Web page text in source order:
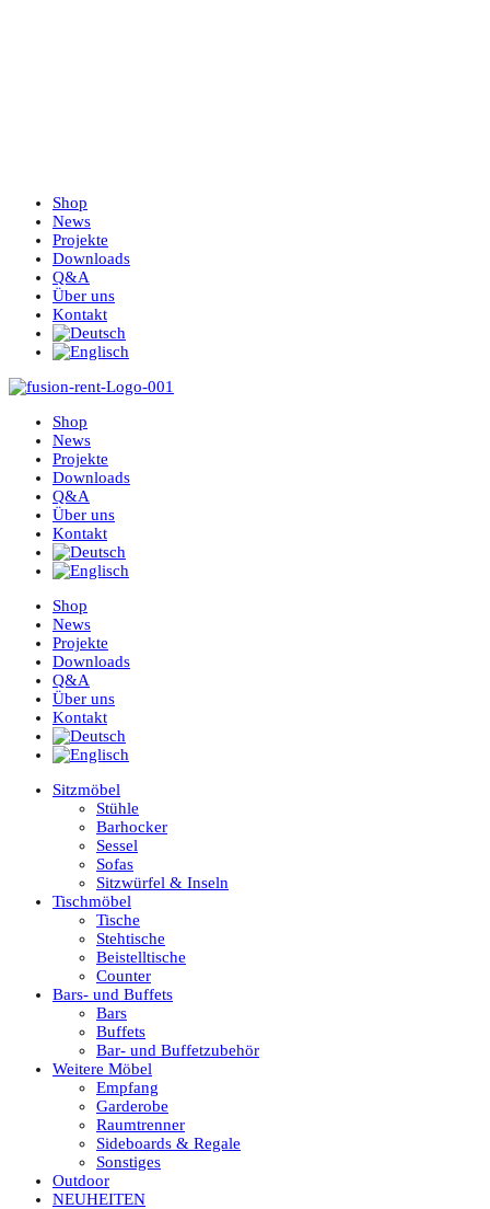
Shop
News
Projekte
Downloads
Q&A
Über uns
Kontakt
Shop
News
Projekte
Downloads
Q&A
Über uns
Kontakt
Shop
News
Projekte
Downloads
Q&A
Über uns
Kontakt
Sitzmöbel
Stühle
Barhocker
Sessel
Sofas
Sitzwürfel & Inseln
Tischmöbel
Tische
Stehtische
Beistelltische
Counter
Bars- und Buffets
Bars
Buffets
Bar- und Buffetzubehör
Weitere Möbel
Empfang
Garderobe
Raumtrenner
Sideboards & Regale
Sonstiges
Outdoor
NEUHEITEN